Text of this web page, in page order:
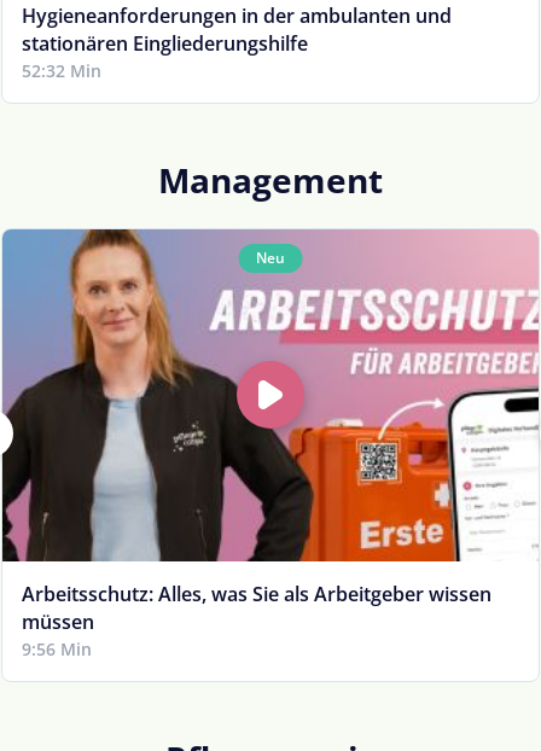
Hygieneanforderungen in der ambulanten und
stationären Eingliederungshilfe
52:32 Min
Management
Neu
Arbeitsschutz: Alles, was Sie als Arbeitgeber wissen
müssen
9:56 Min